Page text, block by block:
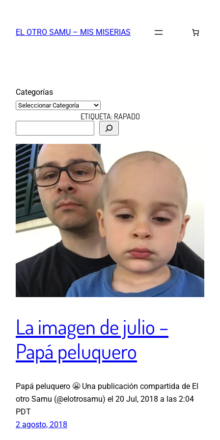
contenido
EL OTRO SAMU – MIS MISERIAS
Categorías
ETIQUETA:RAPADO
s
c
a
r
La imagen de julio –
Papá peluquero
Papá peluquero 😬 Una publicación compartida de El
otro Samu (@elotrosamu) el 20 Jul, 2018 a las 2:04
PDT
2 agosto, 2018